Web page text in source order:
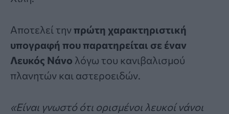
Αποτελεί τηνπρώτη χαρακτηριστική
υπογραφή που παρατηρείται σε έναν
Λευκός Nάνο λόγω του κανιβαλισμού
πλανητών και αστεροειδών.
«Είναι γνωστό ότι ορισμένοι λευκοί νάνοι